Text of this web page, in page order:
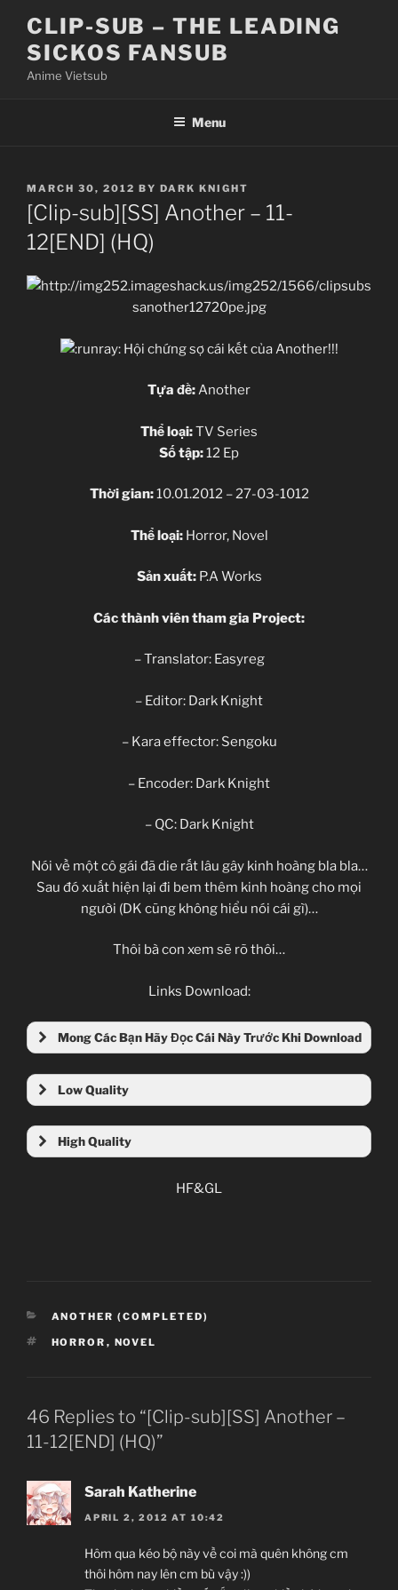
content
CLIP-SUB – THE LEADING
SICKOS FANSUB
Anime Vietsub
Menu
POSTED
ON
MARCH 30, 2012 BY DARK KNIGHT
[Clip-sub][SS] Another – 11-
12[END] (HQ)
Hội chứng sợ cái kết của Another!!!
Tựa đề:Another
Thể loại:TV Series
Số tập:12 Ep
Thời gian:10.01.2012 – 27-03-1012
Thể loại:Horror, Novel
Sản xuất: P.A Works
Các thành viên tham gia Project:
– Translator: Easyreg
– Editor: Dark Knight
– Kara effector: Sengoku
– Encoder: Dark Knight
– QC: Dark Knight
Nói về một cô gái đã die rất lâu gây kinh hoàng bla bla…
Sau đó xuất hiện lại đi bem thêm kinh hoàng cho mọi
người (DK cũng không hiểu nói cái gì)…
Thôi bà con xem sẽ rõ thôi…
Links Download:
Mong Các Bạn Hãy Đọc Cái Này Trước Khi Download
Low Quality
High Quality
HF&GL
CATEGORIES
ANOTHER (COMPLETED)
TAGS
HORROR , NOVEL
46 Replies to “[Clip-sub][SS] Another –
11-12[END] (HQ)”
Sarah Katherine
APRIL 2, 2012 AT 10:42
Hôm qua kéo bộ này về coi mà quên không cm
thôi hôm nay lên cm bù vậy :))